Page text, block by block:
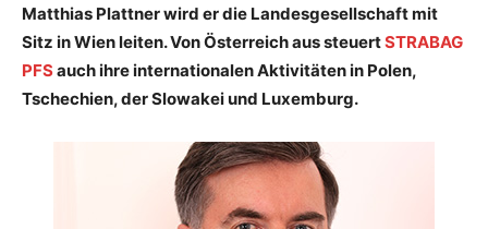
Matthias Plattner wird er die Landesgesellschaft mit
Sitz in Wien leiten. Von Österreich aus steuertSTRABAG
PFSauch ihre internationalen Aktivitäten in Polen,
Tschechien, der Slowakei und Luxemburg.